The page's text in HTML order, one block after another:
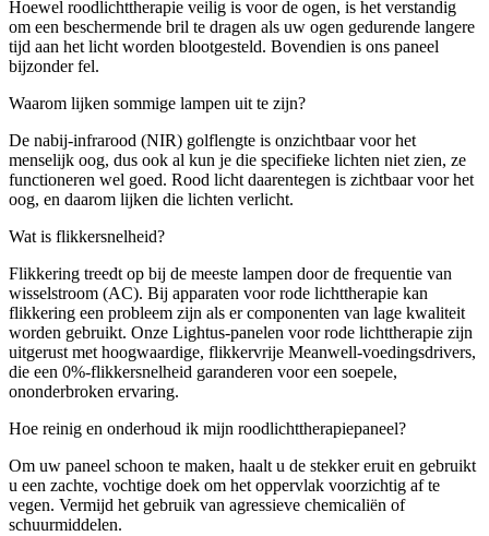
Hoewel roodlichttherapie veilig is voor de ogen, is het verstandig
om een beschermende bril te dragen als uw ogen gedurende langere
tijd aan het licht worden blootgesteld. Bovendien is ons paneel
bijzonder fel.
Waarom lijken sommige lampen uit te zijn?
De nabij-infrarood (NIR) golflengte is onzichtbaar voor het
menselijk oog, dus ook al kun je die specifieke lichten niet zien, ze
functioneren wel goed. Rood licht daarentegen is zichtbaar voor het
oog, en daarom lijken die lichten verlicht.
Wat is flikkersnelheid?
Flikkering treedt op bij de meeste lampen door de frequentie van
wisselstroom (AC). Bij apparaten voor rode lichttherapie kan
flikkering een probleem zijn als er componenten van lage kwaliteit
worden gebruikt. Onze Lightus-panelen voor rode lichttherapie zijn
uitgerust met hoogwaardige, flikkervrije Meanwell-voedingsdrivers,
die een 0%-flikkersnelheid garanderen voor een soepele,
ononderbroken ervaring.
Hoe reinig en onderhoud ik mijn roodlichttherapiepaneel?
Om uw paneel schoon te maken, haalt u de stekker eruit en gebruikt
u een zachte, vochtige doek om het oppervlak voorzichtig af te
vegen. Vermijd het gebruik van agressieve chemicaliën of
schuurmiddelen.